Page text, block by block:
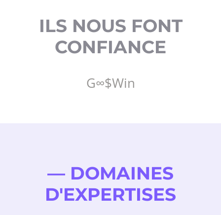
ILS NOUS FONT
CONFIANCE
G∞$Win
— DOMAINES
D'EXPERTISES